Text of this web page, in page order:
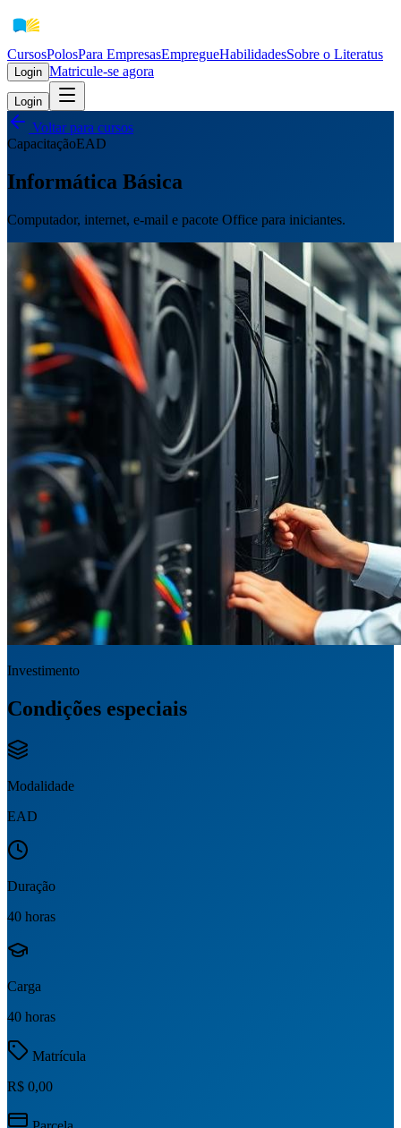
CursosPolosPara EmpresasEmpregueHabilidadesSobre o Literatus
Login Matricule-se agora
Login
Voltar para cursos
CapacitaçãoEAD
Informática Básica
Computador, internet, e-mail e pacote Office para iniciantes.
Investimento
Condições especiais
Modalidade
EAD
Duração
40 horas
Carga
40 horas
Matrícula
R$ 0,00